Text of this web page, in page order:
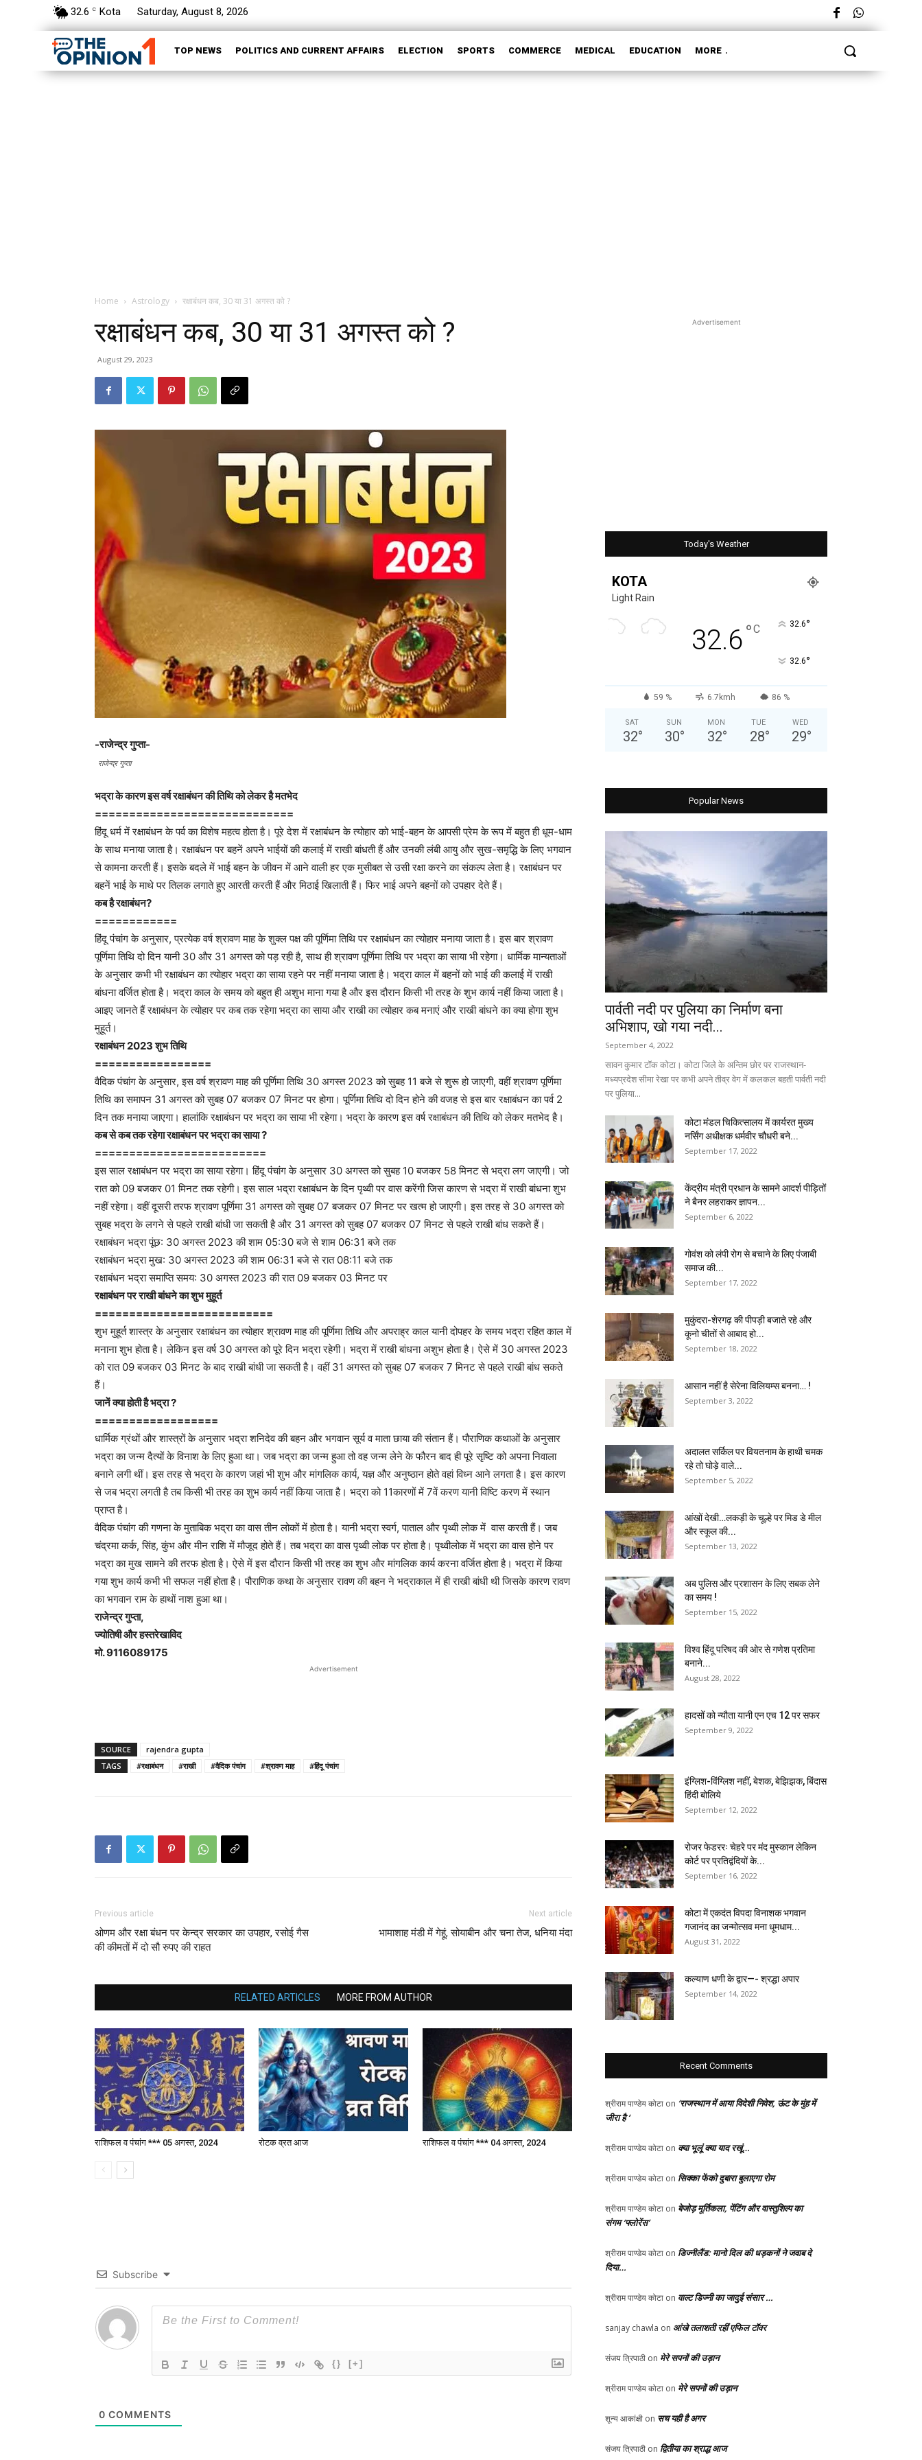
32.6 C Kota Saturday, August 8, 2026
TOP NEWS POLITICS AND CURRENT AFFAIRS ELECTION SPORTS COMMERCE MEDICAL EDUCATION MORE
Home Astrology रक्षाबंधन कब, 30 या 31 अगस्त को ?
रक्षाबंधन कब, 30 या 31 अगस्त को ?
August 29, 2023
-राजेन्द्र गुप्ता-
राजेन्द्र गुप्ता
भद्रा के कारण इस वर्ष रक्षाबंधन की तिथि को लेकर है मतभेद
=============================
हिंदू धर्म में रक्षाबंधन के पर्व का विशेष महत्व होता है। पूरे देश में रक्षाबंधन के त्योहार को भाई-बहन के आपसी प्रेम के रूप में बहुत ही धूम-धाम
के साथ मनाया जाता है। रक्षाबंधन पर बहनें अपने भाईयों की कलाई में राखी बांधती हैं और उनकी लंबी आयु और सुख-समृद्धि के लिए भगवान
से कामना करती हैं। इसके बदले में भाई बहन के जीवन में आने वाली हर एक मुसीबत से उसी रक्षा करने का संकल्प लेता है। रक्षाबंधन पर
बहनें भाई के माथे पर तिलक लगाते हुए आरती करती हैं और मिठाई खिलाती हैं। फिर भाई अपने बहनों को उपहार देते हैं।
कब है रक्षाबंधन?
============
हिंदू पंचांग के अनुसार, प्रत्येक वर्ष श्रावण माह के शुक्ल पक्ष की पूर्णिमा तिथि पर रक्षाबंधन का त्योहार मनाया जाता है। इस बार श्रावण
पूर्णिमा तिथि दो दिन यानी 30 और 31 अगस्त को पड़ रही है, साथ ही श्रावण पूर्णिमा तिथि पर भद्रा का साया भी रहेगा। धार्मिक मान्यताओं
के अनुसार कभी भी रक्षाबंधन का त्योहार भद्रा का साया रहने पर नहीं मनाया जाता है। भद्रा काल में बहनों को भाई की कलाई में राखी
बांधना वर्जित होता है। भद्रा काल के समय को बहुत ही अशुभ माना गया है और इस दौरान किसी भी तरह के शुभ कार्य नहीं किया जाता है।
आइए जानते हैं रक्षाबंधन के त्योहार पर कब तक रहेगा भद्रा का साया और राखी का त्योहार कब मनाएं और राखी बांधने का क्या होगा शुभ
मुहूर्त।
रक्षाबंधन 2023 शुभ तिथि
=================
वैदिक पंचांग के अनुसार, इस वर्ष श्रावण माह की पूर्णिमा तिथि 30 अगस्त 2023 को सुबह 11 बजे से शुरू हो जाएगी, वहीं श्रावण पूर्णिमा
तिथि का समापन 31 अगस्त को सुबह 07 बजकर 07 मिनट पर होगा। पूर्णिमा तिथि दो दिन होने की वजह से इस बार रक्षाबंधन का पर्व 2
दिन तक मनाया जाएगा। हालांकि रक्षाबंधन पर भद्रा का साया भी रहेगा। भद्रा के कारण इस वर्ष रक्षाबंधन की तिथि को लेकर मतभेद है।
कब से कब तक रहेगा रक्षाबंधन पर भद्रा का साया ?
=========================
इस साल रक्षाबंधन पर भद्रा का साया रहेगा। हिंदू पंचांग के अनुसार 30 अगस्त को सुबह 10 बजकर 58 मिनट से भद्रा लग जाएगी। जो
रात को 09 बजकर 01 मिनट तक रहेगी। इस साल भद्रा रक्षाबंधन के दिन पृथ्वी पर वास करेंगी जिस कारण से भद्रा में राखी बांधना शुभ
नहीं रहेगा। वहीं दूसरी तरफ श्रावण पूर्णिमा 31 अगस्त को सुबह 07 बजकर 07 मिनट पर खत्म हो जाएगी। इस तरह से 30 अगस्त को
सुबह भद्रा के लगने से पहले राखी बांधी जा सकती है और 31 अगस्त को सुबह 07 बजकर 07 मिनट से पहले राखी बांध सकते हैं।
रक्षाबंधन भद्रा पूंछ: 30 अगस्त 2023 की शाम 05:30 बजे से शाम 06:31 बजे तक
रक्षाबंधन भद्रा मुख: 30 अगस्त 2023 की शाम 06:31 बजे से रात 08:11 बजे तक
रक्षाबंधन भद्रा समाप्ति समय: 30 अगस्त 2023 की रात 09 बजकर 03 मिनट पर
रक्षाबंधन पर राखी बांधने का शुभ मुहूर्त
==========================
शुभ मुहूर्त शास्त्र के अनुसार रक्षाबंधन का त्योहार श्रावण माह की पूर्णिमा तिथि और अपराह्र काल यानी दोपहर के समय भद्रा रहित काल में
मनाना शुभ होता है। लेकिन इस वर्ष 30 अगस्त को पूरे दिन भद्रा रहेगी। भद्रा में राखी बांधना अशुभ होता है। ऐसे में 30 अगस्त 2023
को रात 09 बजकर 03 मिनट के बाद राखी बांधी जा सकती है। वहीं 31 अगस्त को सुबह 07 बजकर 7 मिनट से पहले राखी बांध सकते
हैं।
जानें क्या होती है भद्रा ?
==================
धार्मिक ग्रंथों और शास्त्रों के अनुसार भद्रा शनिदेव की बहन और भगवान सूर्य व माता छाया की संतान हैं। पौराणिक कथाओं के अनुसार
भद्रा का जन्म दैत्यों के विनाश के लिए हुआ था। जब भद्रा का जन्म हुआ तो वह जन्म लेने के फौरन बाद ही पूरे सृष्टि को अपना निवाला
बनाने लगी थीं। इस तरह से भद्रा के कारण जहां भी शुभ और मांगलिक कार्य, यज्ञ और अनुष्ठान होते वहां विध्न आने लगता है। इस कारण
से जब भद्रा लगती है तब किसी भी तरह का शुभ कार्य नहीं किया जाता है। भद्रा को 11कारणों में 7वें करण यानी विष्टि करण में स्थान
प्राप्त है।
वैदिक पंचांग की गणना के मुताबिक भद्रा का वास तीन लोकों में होता है। यानी भद्रा स्वर्ग, पाताल और पृथ्वी लोक में वास करती हैं। जब
चंद्रमा कर्क, सिंह, कुंभ और मीन राशि में मौजूद होते हैं। तब भद्रा का वास पृथ्वी लोक पर होता है। पृथ्वीलोक में भद्रा का वास होने पर
भद्रा का मुख सामने की तरफ होता है। ऐसे में इस दौरान किसी भी तरह का शुभ और मांगलिक कार्य करना वर्जित होता है। भद्रा में किया
गया शुभ कार्य कभी भी सफल नहीं होता है। पौराणिक कथा के अनुसार रावण की बहन ने भद्राकाल में ही राखी बांधी थी जिसके कारण रावण
का भगवान राम के हाथों नाश हुआ था।
राजेन्द्र गुप्ता,
ज्योतिषी और हस्तरेखाविद
मो. 9116089175
Advertisement
SOURCE
rajendra gupta
TAGS
#रक्षाबंधन #राखी #वैदिक पंचांग #श्रावण माह #हिंदू पंचांग
Previous article
ओणम और रक्षा बंधन पर केन्द्र सरकार का उपहार, रसोई गैस
की कीमतों में दो सौ रुपए की राहत
Next article
भामाशाह मंडी में गेहूं, सोयाबीन और चना तेज, धनिया मंदा
RELATED ARTICLES MORE FROM AUTHOR
राशिफल व पंचांग *** 05 अगस्त, 2024 रोटक व्रत आज राशिफल व पंचांग *** 04 अगस्त, 2024
Subscribe
{} [+]
0 COMMENTS
Advertisement
Today's Weather
KOTA
Light Rain
32.6°C 32.6°
32.6°
59 % 6.7kmh 86 %
SAT
32°
SUN
30°
MON
32°
TUE
28°
WED
29°
Popular News
पार्वती नदी पर पुलिया का निर्माण बना
अभिशाप, खो गया नदी...
September 4, 2022
सावन कुमार टॉक कोटा। कोटा जिले के अन्तिम छोर पर राजस्थान-
मध्यप्रदेश सीमा रेखा पर कभी अपने तीव्र वेग में कलकल बहती पार्वती नदी
पर पुलिया...
कोटा मंडल चिकित्सालय में कार्यरत मुख्य
नर्सिंग अधीक्षक धर्मवीर चौधरी बने...
September 17, 2022
केंद्रीय मंत्री प्रधान के सामने आदर्श पीड़ितों
ने बैनर लहराकर ज्ञापन...
September 6, 2022
गोवंश को लंपी रोग से बचाने के लिए पंजाबी
समाज की...
September 17, 2022
मुकुंदरा-शेरगढ़ की पीपड़ी बजाते रहे और
कूनो चीतों से आबाद हो...
September 18, 2022
आसान नहीं है सेरेना विलियम्स बनना… !
September 3, 2022
अदालत सर्किल पर वियतनाम के हाथी चमक
रहे तो घोड़े वाले...
September 5, 2022
आंखों देखी…लकड़ी के चूल्हे पर मिड डे मील
और स्कूल की...
September 13, 2022
अब पुलिस और प्रशासन के लिए सबक लेने
का समय !
September 15, 2022
विश्व हिंदू परिषद की ओर से गणेश प्रतिमा
बनाने...
August 28, 2022
हादसों को न्यौता यानी एन एच 12 पर सफर
September 9, 2022
इंग्लिश-विंग्लिश नहीं, बेशक, बेझिझक, बिंदास
हिंदी बोलिये
September 12, 2022
रोजर फेडररः चेहरे पर मंद मुस्कान लेकिन
कोर्ट पर प्रतिद्वंदियों के...
September 16, 2022
कोटा में एकदंत विपदा विनाशक भगवान
गजानंद का जन्मोत्सव मना धूमधाम...
August 31, 2022
कल्याण धणी के द्वार—- श्रद्धा अपार
September 14, 2022
Recent Comments
श्रीराम पाण्डेय कोटा on ‘राजस्थान में आया विदेशी निवेश, ऊंट के मुंह में
जीरा है ‘
श्रीराम पाण्डेय कोटा on क्या भूलूं क्या याद रखूं…
श्रीराम पाण्डेय कोटा on सिक्का फेंको दुबारा बुलाएगा रोम
श्रीराम पाण्डेय कोटा on बेजोड़ मूर्तिकला, पेंटिंग और वास्तुशिल्प का
संगम ‘फ्लोरेंस’
श्रीराम पाण्डेय कोटा on डिज्नीलैंड: मानो दिल की धड़कनों ने जवाब दे
दिया…
श्रीराम पाण्डेय कोटा on वाल्ट डिज्नी का जादुई संसार …
sanjay chawla on आंखे तलाशती रहीं एफिल टॉवर
संजय त्रिपाठी on मेरे सपनों की उड़ान
श्रीराम पाण्डेय कोटा on मेरे सपनों की उड़ान
शून्य आकांक्षी on सच यही है अगर
संजय त्रिपाठी on द्वितीया का श्राद्ध आज